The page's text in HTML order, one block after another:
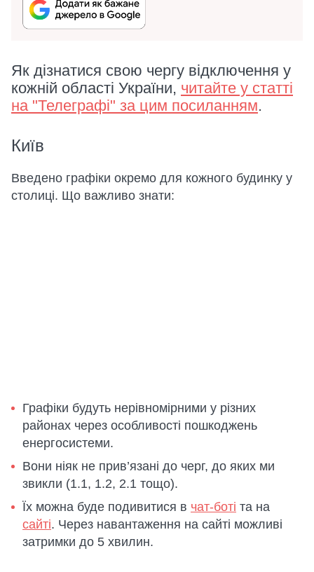
Як дізнатися свою чергу відключення у
кожній області України, читайте у статті
на "Телеграфі" за цим посиланням.
Київ
Введено графіки окремо для кожного будинку у
столиці. Що важливо знати:
Графіки будуть нерівномірними у різних
районах через особливості пошкоджень
енергосистеми.
Вони ніяк не прив’язані до черг, до яких ми
звикли (1.1, 1.2, 2.1 тощо).
Їх можна буде подивитися в чат-боті та на
сайті. Через навантаження на сайті можливі
затримки до 5 хвилин.